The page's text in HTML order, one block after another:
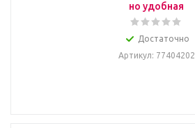
но удобная
Достаточно
Артикул: 77404202